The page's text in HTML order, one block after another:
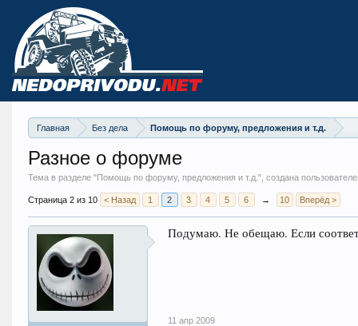
Главная Без дела Помощь по форуму, предложения и т.д.
Разное о форуме
Тема в разделе "Помощь по форуму, предложения и т.д. ", создана
Страница 2 из 10 < Назад 1 2 3 4 5 6 → 10 Вперёд >
Подумаю. Не обещаю. Если
11 апр 2009